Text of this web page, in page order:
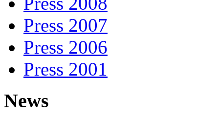
Press 2007
Press 2006
Press 2001
News